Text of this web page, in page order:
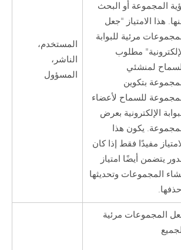
المجموعة أو البحث
هذا الامتياز "جعل
مرئية للبوابة
مطلوب
لمنشئي
بتكوين
للسماح لأعضاء
الإلكترونية بعرض
يكون هذا
مفيدًا فقط إذا كان
يتضمن أيضًا امتياز
المجموعات وتحديثها
المستخدم،
الناشر،
المسؤول
المجموعات مرئية